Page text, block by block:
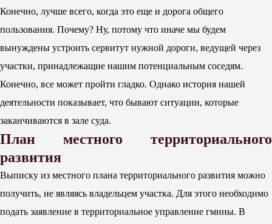
Конечно, лучше всего, когда это еще и дорога общего
пользования. Почему? Ну, потому что иначе мы будем
вынуждены устроить сервитут нужной дороги, ведущей через
участки, принадлежащие нашим потенциальным соседям.
Конечно, все может пройти гладко. Однако история нашей
деятельности показывает, что бывают ситуации, которые
заканчиваются в зале суда.
План местного территориального
развития
Выписку из местного плана территориального развития можно
получить, не являясь владельцем участка. Для этого необходимо
подать заявление в территориальное управление гмины. В